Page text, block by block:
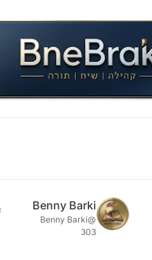
Benny Barki
@Benny Barki
303